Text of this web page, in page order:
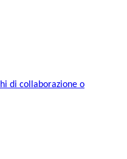
di collaborazione o